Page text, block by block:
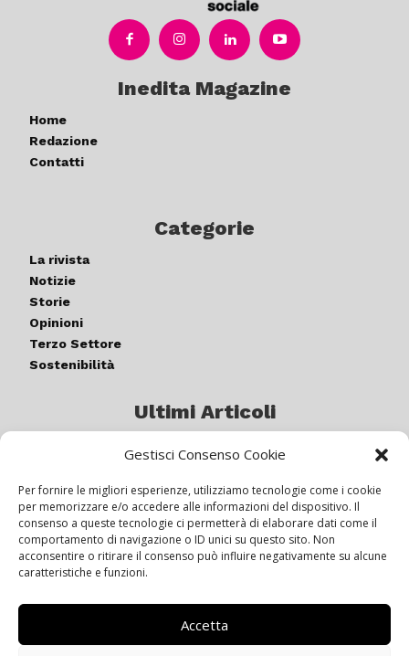
Gestisci Consenso Cookie
Per fornire le migliori esperienze, utilizziamo tecnologie come i cookie
per memorizzare e/o accedere alle informazioni del dispositivo. Il
consenso a queste tecnologie ci permetterà di elaborare dati come il
comportamento di navigazione o ID unici su questo sito. Non
acconsentire o ritirare il consenso può influire negativamente su alcune
caratteristiche e funzioni.
Accetta
Inedita Magazine
Home
Redazione
Contatti
Categorie
La rivista
Notizie
Storie
Opinioni
Terzo Settore
Sostenibilità
Ultimi Articoli
Germogli di luce: al via la quinta
IL BEER GARDEN CON IL GIALLONE
Siamo pronti a navigare “contro